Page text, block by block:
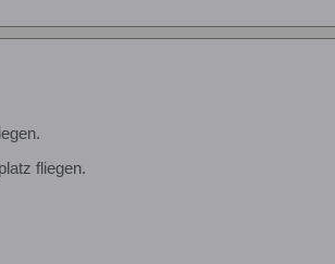
fliegen.